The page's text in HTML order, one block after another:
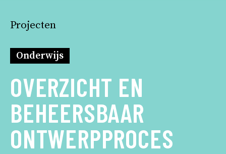
Projecten
Onderwijs
OVERZICHT EN
BEHEERSBAAR
ONTWERPPROCES